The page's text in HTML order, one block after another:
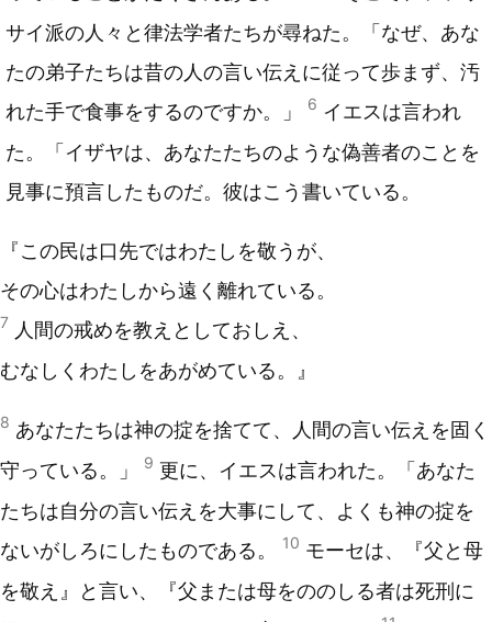
サイ派の人々と律法学者たちが尋ねた。「なぜ、あな
たの弟子たちは昔の人の言い伝えに従って歩まず、汚
れた手で食事をするのですか。」
6 イエスは言われ
た。「イザヤは、あなたたちのような偽善者のことを
見事に預言したものだ。彼はこう書いている。
『この民は口先ではわたしを敬うが、
その心はわたしから遠く離れている。
7 人間の戒めを教えとしておしえ、
むなしくわたしをあがめている。』
8 あなたたちは神の掟を捨てて、人間の言い伝えを固く
守っている。」
9 更に、イエスは言われた。「あなた
たちは自分の言い伝えを大事にして、よくも神の掟を
ないがしろにしたものである。
10 モーセは、『父と母
を敬え』と言い、『父または母をののしる者は死刑に